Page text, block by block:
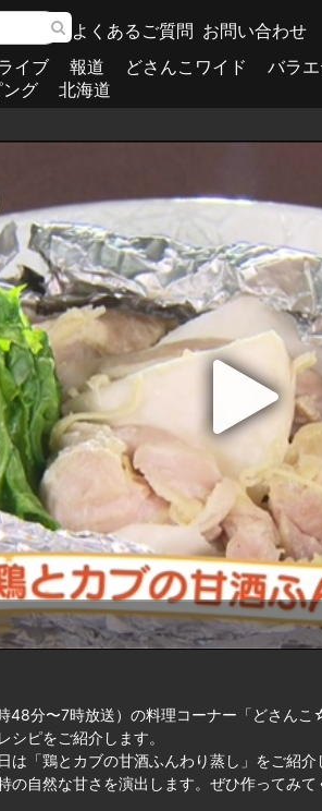
よくあるご質問 お問い合わせ
イブ 報道 どさんこワイド バラエ
グ 北海道
分〜7時放送）の料理コーナー「どさんこ
ピをご紹介します。
「鶏とカブの甘酒ふんわり蒸し」をご紹介
自然な甘さを演出します。ぜひ作ってみて